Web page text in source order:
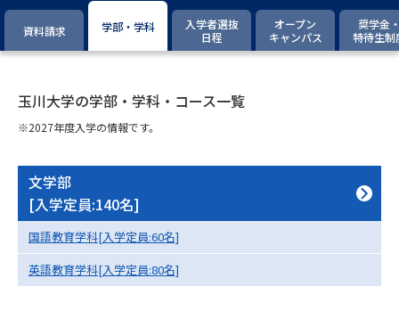
過去問題集
専門学校の資料請求
留学・進学関連、塾・予備校
大学入学共通テスト「受験上の
配慮案内」の請求
幼稚園教員資格認定試験
資料請求 学部・学科
入学者選抜
日程
オープン
キャンパス
奨学金
特待生制
玉川大学の学部・学科・コース一覧
※2027年度入学の情報です。
文学部
[入学定員:140名]
国語教育学科[入学定員:60名]
英語教育学科[入学定員:80名]